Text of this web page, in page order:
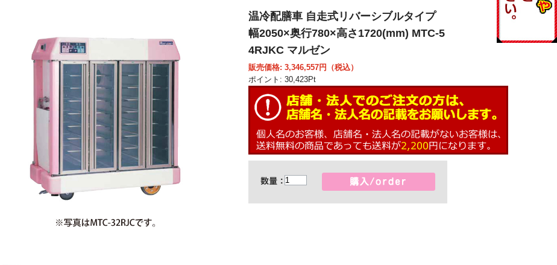
温冷配膳車 自走式リバーシブルタイプ
幅2050×奥行780×高さ1720(mm) MTC-5
4RJKC マルゼン
販売価格: 3,346,557円（税込）
ポイント: 30,423Pt